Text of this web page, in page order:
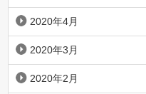
2020年4月
2020年3月
2020年2月